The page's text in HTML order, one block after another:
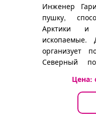
Инженер
пушку,
Арктики и
ископаемые.
организует
Северный
Цена: